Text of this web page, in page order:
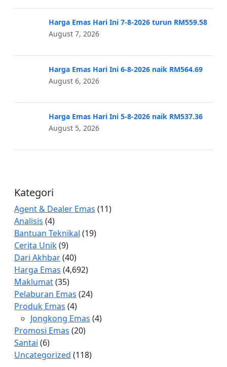
Harga Emas Hari Ini 7-8-2026 turun RM559.58
August 7, 2026
Harga Emas Hari Ini 6-8-2026 naik RM564.69
August 6, 2026
Harga Emas Hari Ini 5-8-2026 naik RM537.36
August 5, 2026
Kategori
Agent & Dealer Emas (11)
Analisis (4)
Bantuan Teknikal (19)
Cerita Unik(9)
Dari Akhbar(40)
Harga Emas (4,692)
Maklumat(35)
Pelaburan Emas (24)
Produk Emas (4)
Jongkong Emas (4)
Promosi Emas (20)
Santai (6)
Uncategorized (118)